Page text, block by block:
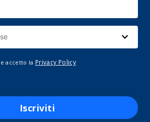
accetto la Privacy Policy
Iscriviti